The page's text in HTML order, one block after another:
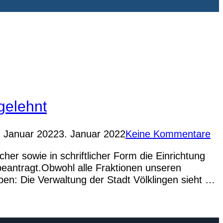
Januar 20223. Januar 2022Keine Kommentare
sowie in schriftlicher Form die Einrichtung
alle Fraktionen unseren
Die Verwaltung der Stadt Völklingen sieht …